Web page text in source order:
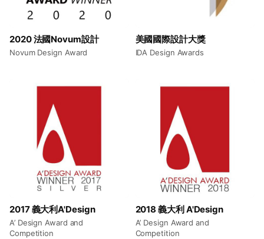
2020 法國Novum設計
Novum Design Award
美國國際設計大獎
IDA Design Awards
2017 義大利A'Design
A’ Design Award and
Competition
2018 義大利 A'Design
A’ Design Award and
Competition